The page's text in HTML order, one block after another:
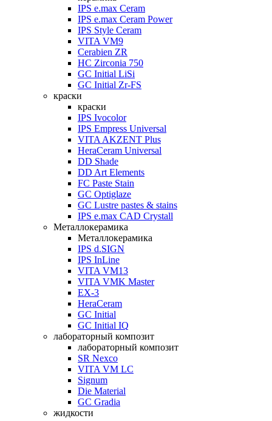
IPS e.max Ceram
IPS e.max Ceram Power
IPS Style Ceram
VITA VM9
Cerabien ZR
HC Zirconia 750
GC Initial LiSi
GC Initial Zr-FS
краски
краски
IPS Ivocolor
IPS Empress Universal
VITA AKZENT Plus
HeraCeram Universal
DD Shade
DD Art Elements
FC Paste Stain
GC Optiglaze
GC Lustre pastes & stains
IPS e.max CAD Crystall
Металлокерамика
Металлокерамика
IPS d.SIGN
IPS InLine
VITA VM13
VITA VMK Master
EX-3
HeraCeram
GC Initial
GC Initial IQ
лабораторный композит
лабораторный композит
SR Nexco
VITA VM LC
Signum
Die Material
GC Gradia
жидкости